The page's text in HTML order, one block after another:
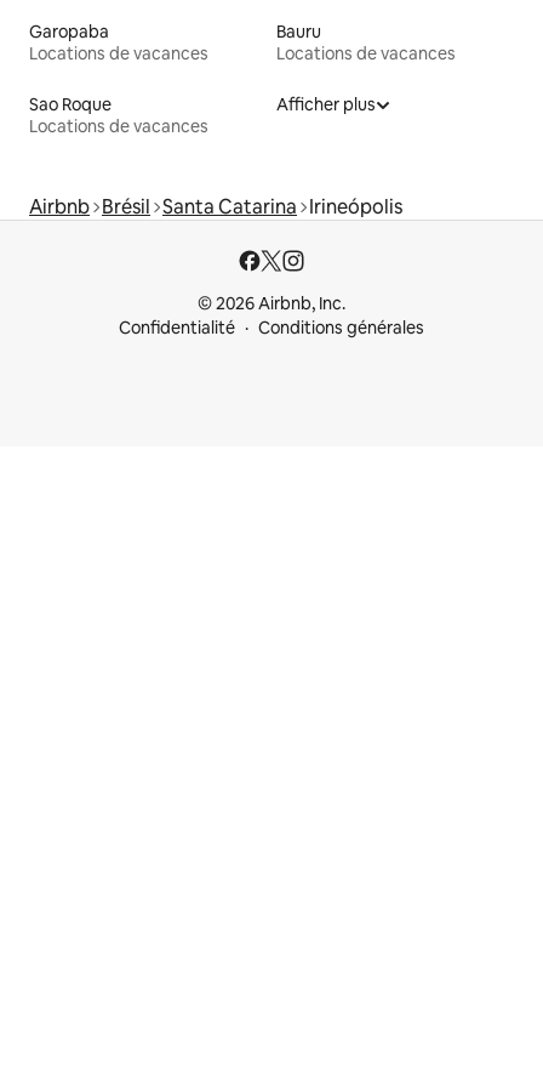
Garopaba
Locations de vacances
Bauru
Locations de vacances
Sao Roque
Locations de vacances
Afficher plus
Airbnb Brésil Santa Catarina Irineópolis
© 2026 Airbnb, Inc.
Confidentialité
Conditions générales